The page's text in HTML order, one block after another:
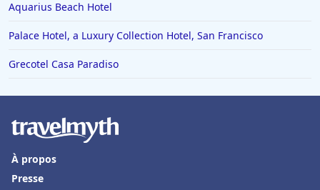
Hôtels en Alsace
Hôtels à Lacaune
Hôtels à LʼIsle-sur-la-Sorgue
Hôtels au Canada
Aquarius Beach Hotel
Palace Hotel, a Luxury Collection Hotel, San Francisco
Grecotel Casa Paradiso
À propos
Presse